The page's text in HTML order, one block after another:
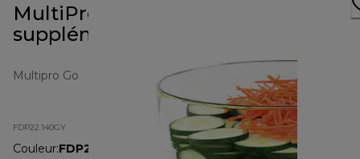
MultiPro Go avec disque
supplémentaire de 2mm
Multipro Go
FDP22.140GY
Couleur:FDP22.140GY